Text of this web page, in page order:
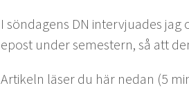
I sönda­gens DN inter­vjuades jag
epost under semes­tern, så att
Artikeln läs­er du här nedan (5